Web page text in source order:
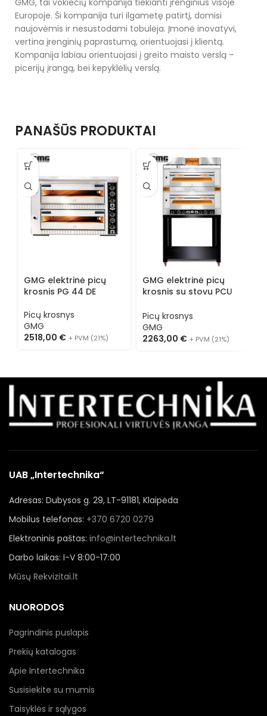
GMG, tai vokiečių kompanija tiekianti įrenginius visoje
Europoje. Ši kompanija turi ilgametę patirtį, domisi
naujovėmis ir nesustodami tobulėja. Įmonė inovatyvi,
vertina įrenginių paprastumą, orientuojasi į klientą.
Kompanija labiau orientuojasi į greito maisto verslą –
picerijų įrangą, bei kepyklėlių verslą.
PANAŠŪS PRODUKTAI
GMG elektrinė picų
krosnis PG 44 DE
Picų krosnys
GMG
2518,00 € + PVM (21%)
GMG elektrinė picų
krosnis su stovu PCU
Picų krosnys
GMG
2263,00 € + PVM (21%)
UAB „Intertechnika“
Adresas: Dubysos g. 29, LT-91181, Klaipėda
Mobilus telefonas: +370 6720 0279
Elektroninis paštas: info@intertechnika.lt
Darbo laikas: I-V 8:00-17:00
Mūsų Rekvizitai.lt
NUORODOS
Pagrindinis puslapis
Prekių katalogas
Apie Intertechnika
Susisiekite su mumis
Taisyklės ir sąlygos